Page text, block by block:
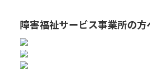
障害福祉サービス事業所の方